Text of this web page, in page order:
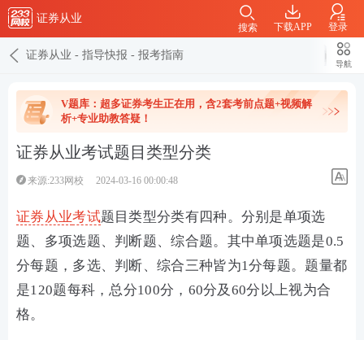
证券从业
下载APP 登录
搜索
证券从业 - 指导快报 - 报考指南
导航
V题库：超多证券考生正在用，含2套考前点题+视频解
析+专业助教答疑！
证券从业考试题目类型分类
来源:233网校 2024-03-16 00:00:48
证券从业考试题目类型分类有四种。分别是单项选
题、多项选题、判断题、综合题。其中单项选题是0.5
分每题，多选、判断、综合三种皆为1分每题。 题量都
是120题每科，总分100分， 60分及60分以上视为合
格。